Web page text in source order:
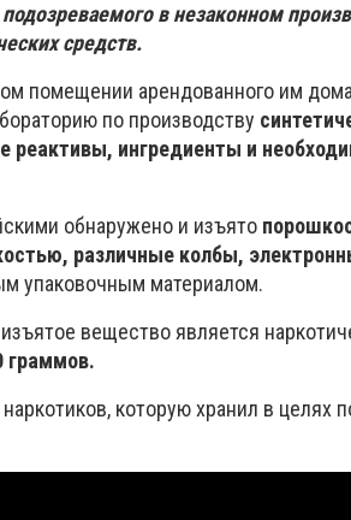
в незаконном
средств.
помещении арендованного им
по производству
реактивы, ингредиенты и
обнаружено и изъято
различные колбы,
упаковочным материалом.
вещество является
граммов.
которую хранил в целях